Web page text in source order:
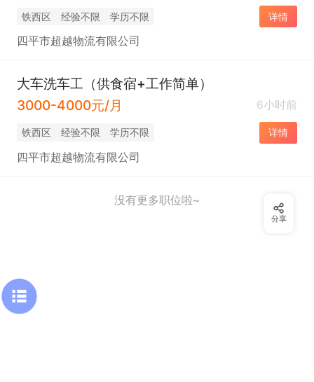
铁西区 经验不限 学历不限 详情
四平市超越物流有限公司
大车洗车工（供食宿+工作简单）
3000-4000元/月
6小时前
铁西区 经验不限 学历不限 详情
四平市超越物流有限公司
没有更多职位啦~
分享